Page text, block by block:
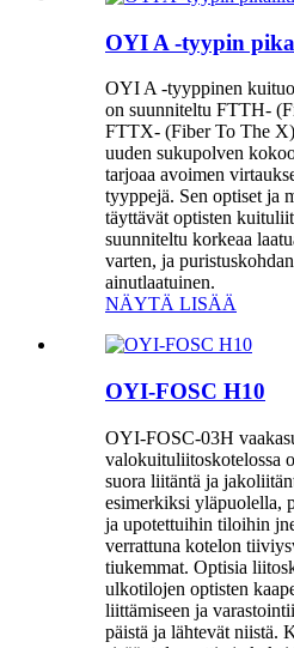
OYI A -tyypin
OYI A -tyyppinen
on suunniteltu FTTH-
FTTX- (Fiber To The
uuden sukupolven
tarjoaa avoimen
tyyppejä. Sen optiset ja
täyttävät optisten
suunniteltu korkeaa
varten, ja
ainutlaatuinen.
NÄYTÄ LISÄÄ
OYI-FOSC H10
OYI-FOSC-03H
valokuituliitoskotelossa
suora liitäntä ja
esimerkiksi yläpuolella,
ja upotettuihin tiloihin
verrattuna kotelon
tiukemmat. Optisia
ulkotilojen optisten
liittämiseen ja
päistä ja lähtevät niistä.